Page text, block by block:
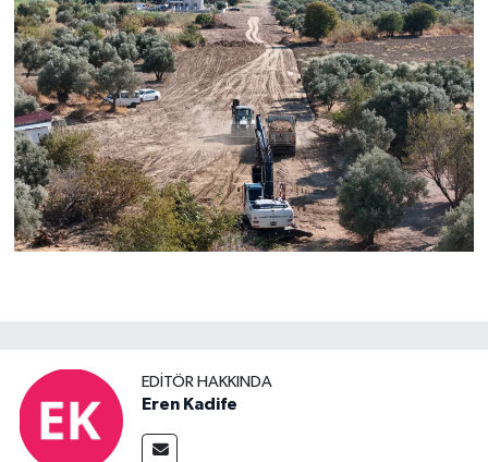
EDITÖR HAKKINDA
Eren Kadife